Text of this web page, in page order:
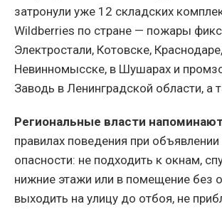
затронули уже 12 складских
Wildberries по стране — пожары
Электростали, Котовске, Краснодаре,
Невинномысске, в Шушарах и
Заводь в Ленинградской области, а
Региональные власти
правилах поведения при
опасности: не подходить к окнам,
нижние этажи или в помещение без
выходить на улицу до отбоя, не